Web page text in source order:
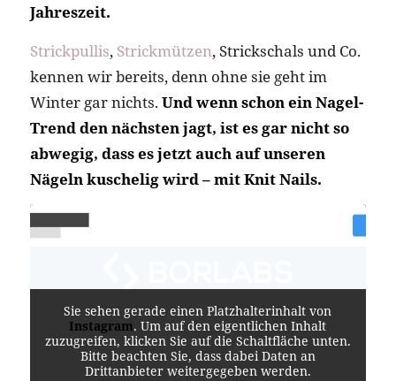
Jahreszeit.
Strickpullis, Strickmützen, Strickschals und Co.
kennen wir bereits, denn ohne sie geht im
Winter gar nichts. Und wenn schon ein Nagel-
Trend den nächsten jagt, ist es gar nicht so
abwegig, dass es jetzt auch auf unseren
Nägeln kuschelig wird – mit Knit Nails.
Sie sehen gerade einen Platzhalterinhalt von
Instagram. Um auf den eigentlichen Inhalt
zuzugreifen, klicken Sie auf die Schaltfläche unten.
Bitte beachten Sie, dass dabei Daten an
Drittanbieter weitergegeben werden.